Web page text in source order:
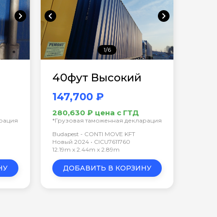
chevron_right chevron_left chevron_right
1/6
40фут Высокий
147,700 ₽
280,630 ₽ цена с ГТД
*Грузовая таможенная декларация
Budapest - CONTI MOVE KFT
Новый 2024 • CICU7611760
12.19m x 2.44m x 2.89m
ДОБАВИТЬ В КОРЗИНУ